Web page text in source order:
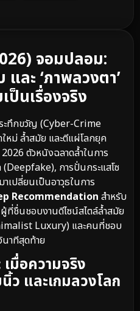
จอมปลอม:
ละ ‘ภาพลวงตา’
นเรื่องจริง
ะทึกขวัญ (Cyber-Crime
ม่ ล้ำสมัย และตีแผ่โลกยุค
ตัวหนังฉลาดล้ำในการ
การปั่นกระแสโซ
เปลี่ยนเป็นอาวุธในการ
Recommendation สำหรับ
ชื่นชอบงานดีไซน์สไตล์ล้ำสมัย
Luxury) และคนที่ชอบ
าทีสุดท้าย
มื่อความจริง
ว และเกมลวงโลก